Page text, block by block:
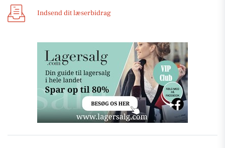
Indsend dit læserbidrag